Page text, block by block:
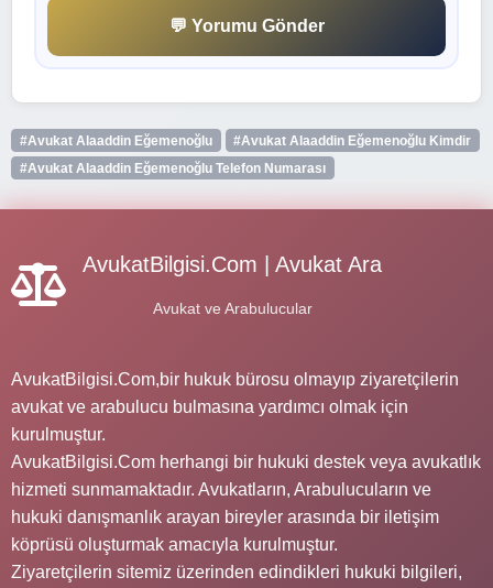
💬 Yorumu Gönder
#Avukat Alaaddin Eğemenoğlu
#Avukat Alaaddin Eğemenoğlu Kimdir
#Avukat Alaaddin Eğemenoğlu Telefon Numarası
AvukatBilgisi.Com | Avukat Ara
Avukat ve Arabulucular
AvukatBilgisi.Com,bir hukuk bürosu olmayıp ziyaretçilerin
avukat ve arabulucu bulmasına yardımcı olmak için
kurulmuştur.
AvukatBilgisi.Com herhangi bir hukuki destek veya avukatlık
hizmeti sunmamaktadır. Avukatların, Arabulucuların ve
hukuki danışmanlık arayan bireyler arasında bir iletişim
köprüsü oluşturmak amacıyla kurulmuştur.
Ziyaretçilerin sitemiz üzerinden edindikleri hukuki bilgileri,